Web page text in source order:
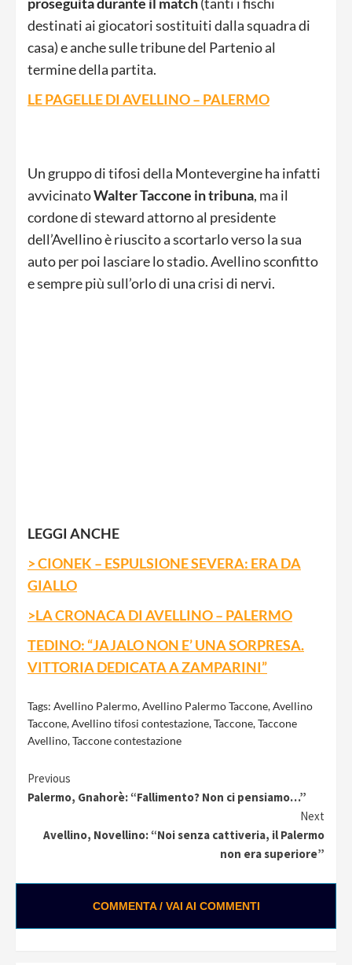
destinati ai giocatori sostituiti dalla squadra di
casa) e anche sulle tribune del Partenio al
termine della partita.
LE PAGELLE DI AVELLINO – PALERMO
Un gruppo di tifosi della Montevergine ha infatti
avvicinatoWalter Taccone in tribuna, ma il
cordone di steward attorno al presidente
dell’Avellino è riuscito a scortarlo verso la sua
auto per poi lasciare lo stadio. Avellino sconfitto
e sempre più sull’orlo di una crisi di nervi.
LEGGI ANCHE
> CIONEK – ESPULSIONE SEVERA: ERA DA
GIALLO
>LA CRONACA DI AVELLINO – PALERMO
TEDINO: “JAJALO NON E’ UNA SORPRESA.
VITTORIA DEDICATA A ZAMPARINI”
Tags: Avellino Palermo,Avellino Palermo Taccone,Avellino
Taccone,Avellino tifosi contestazione,Taccone,Taccone
Avellino,Taccone contestazione
Continue
Reading
Previous
Palermo, Gnahorè: “Fallimento? Non ci pensiamo…”
Next
Avellino, Novellino: “Noi senza cattiveria, il Palermo
non era superiore”
COMMENTA / VAI AI COMMENTI